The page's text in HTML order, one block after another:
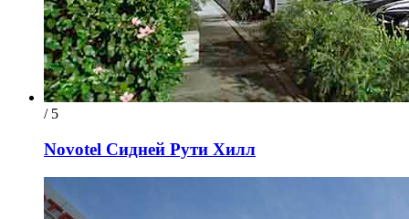
/ 5
Novotel Сидней Рути Хилл